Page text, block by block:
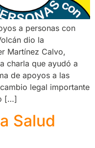
a personas con
dio la
Martínez Calvo,
charla que ayudó a
de apoyos a las
legal importante
[…]
Salud